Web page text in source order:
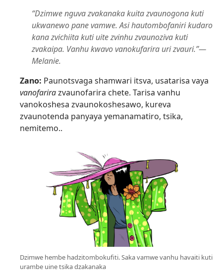
“Dzimwe nguva zvakanaka kuita zvaunogona kuti
ukwanewo pane vamwe. Asi hautombofaniri kudaro
kana zvichiita kuti uite zvinhu zvaunoziva kuti
zvakaipa. Vanhu kwavo vanokufarira uri zvauri.”—
Melanie.
Zano: Paunotsvaga shamwari itsva, usatarisa vaya
vanofarirazvaunofarira chete. Tarisa vanhu
vanokoshesa zvaunokoshesawo, kureva
zvaunotenda panyaya yemanamatiro, tsika,
nemitemo..
Dzimwe hembe hadzitombokufiti. Saka vamwe vanhu havaiti kuti
urambe uine tsika dzakanaka